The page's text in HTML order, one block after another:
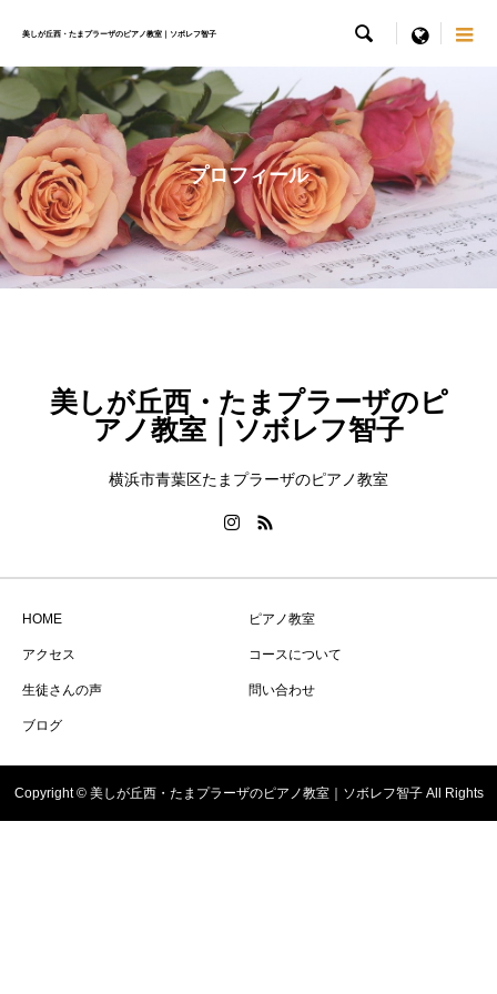
美しが丘西・たまプラーザのピアノ教室｜ソボレフ智子  menu
プロフィール
美しが丘西・たまプラーザのピ
アノ教室｜ソボレフ智子
横浜市青葉区たまプラーザのピアノ教室
HOME ピアノ教室
アクセス コースについて
生徒さんの声 問い合わせ
ブログ
Copyright © 美しが丘西・たまプラーザのピアノ教室｜ソボレフ智子 All Rights